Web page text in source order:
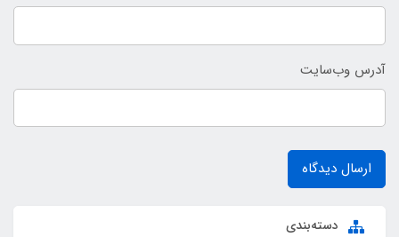
آدرس وب‌سایت
ارسال دیدگاه
دسته‌بندی